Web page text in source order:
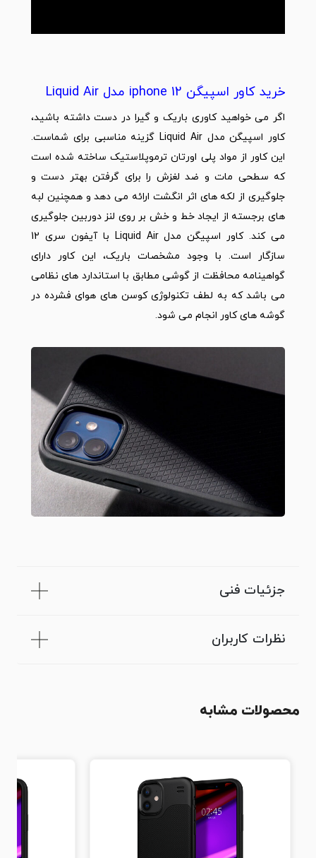
خرید کاور اسپیگن iphone 12 مدل Liquid Air
اگر می خواهید کاوری باریک و گیرا در دست داشته باشید،
کاور اسپیگن مدل Liquid Air گزینه مناسبی برای شماست.
این کاور از مواد پلی اورتان ترموپلاستیک ساخته شده است
که سطحی مات و ضد لغزش را برای گرفتن بهتر دست و
جلوگیری از لکه های اثر انگشت ارائه می دهد و همچنین لبه
های برجسته از ایجاد خط و خش بر روی لنز دوربین جلوگیری
می کند. کاور اسپیگن مدل Liquid Air با آیفون سری 12
سازگار است. با وجود مشخصات باریک، این کاور دارای
گواهینامه محافظت از گوشی مطابق با استاندارد های نظامی
می باشد که به لطف تکنولوژی کوسن های هوای فشرده در
گوشه های کاور انجام می شود.
جزئیات فنی
نظرات کاربران
محصولات مشابه